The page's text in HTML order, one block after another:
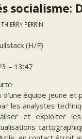
socialisme:
THIERRY PERRIN
(H/F)
– 13:47
d’une équipe jeune
les analystes
et exploiter les